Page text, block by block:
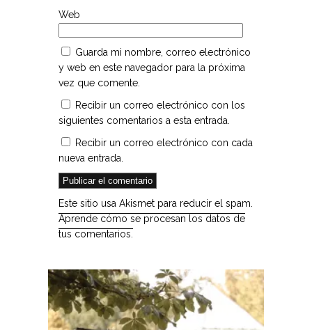
Web
Guarda mi nombre, correo electrónico
y web en este navegador para la próxima
vez que comente.
Recibir un correo electrónico con los
siguientes comentarios a esta entrada.
Recibir un correo electrónico con cada
nueva entrada.
Este sitio usa Akismet para reducir el spam.
Aprende cómo se procesan los datos de
tus comentarios.